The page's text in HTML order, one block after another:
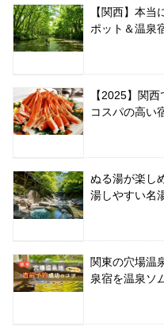
【関西】本
ポット＆温泉
【2025】関
コスパの高い
ぬる湯が楽し
湯しやすい名
関東の穴場温
泉宿を温泉ソ